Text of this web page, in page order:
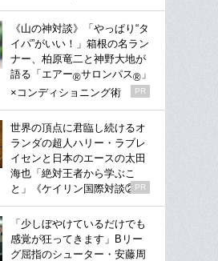
《山の神対談》「やっぱり“タ
イパ”がいい！」箱根の名ラン
ナー、柏原竜二と神野大地が
語る「エアー®サロンパス® 」
×コンディショニング術
PR
世界の頂点に君臨し続けるオ
ランダの超人ハリー・ラブレ
イセンと日本のエースの太田
海也「絶対王者から学ぶこ
と」《ケイリン国際対談②》
PR
「少しぼやけているだけでも
感覚が狂ってきます」Bリー
グ屈指のシューター・安藤周